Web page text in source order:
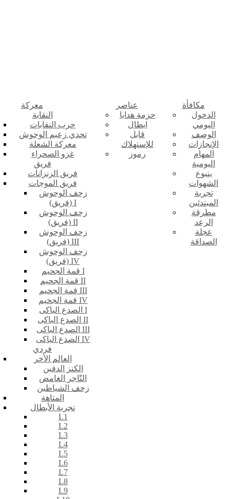
معركة
النقابة
حرب النقابات
تحدي زعيم الوحوش
معركة الشعلة
غزو الصحراء
فريق
فريق الزنزانات
فريق الموجات
زحف الوحوش
(فريق) I
زحف الوحوش
(فريق) II
زحف الوحوش
(فريق) III
زحف الوحوش
(فريق) IV
قمة الجحيم I
قمة الجحيم II
قمة الجحيم III
قمة الجحيم IV
الصدع الباكى I
الصدع الباكى II
الصدع الباكى III
الصدع الباكى IV
فردي
العالم الآخر
الكنز الدفين
التّاجر الغامض
زحف الشياطين
المتاهة
تجربة الأبطال
L1
L2
L3
L4
L5
L6
L7
L8
L9
عناصر
حزمة هدايا
ابطال
قابل
للإستهلاك
رموز
مكافأة
الدخول
اليومي
الوصف
الإنجازات
المهام
اليومية
ينبوع
الشهوات
تجربة
المبتدئين
مطرقة
الرعد
عجلة
الصداقة